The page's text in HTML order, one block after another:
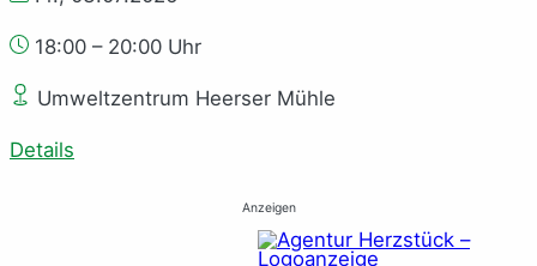
18:00 – 20:00 Uhr
Umweltzentrum Heerser Mühle
Details
Anzeigen